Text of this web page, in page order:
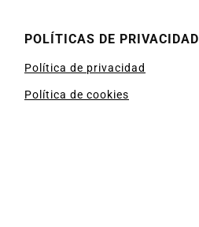
POLÍTICAS DE PRIVACIDAD
Política de privacidad
Política de cookies